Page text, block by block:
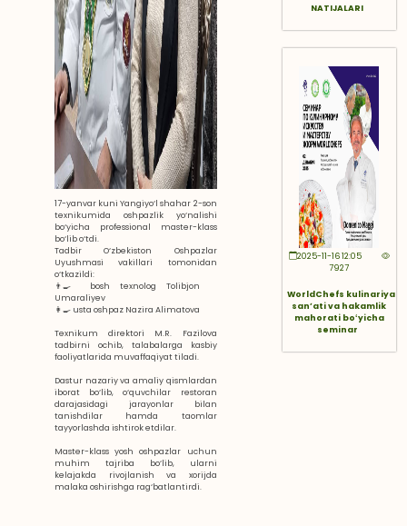
17-yanvar kuni Yangiyo‘l shahar 2-son
texnikumida oshpazlik yo‘nalishi
bo‘yicha professional master-klass
bo‘lib o‘tdi.
Tadbir O‘zbekiston Oshpazlar
Uyushmasi vakillari tomonidan
o‘tkazildi:
👨‍🍳 bosh texnolog Tolibjon
Umaraliyev
👩‍🍳 usta oshpaz Nazira Alimatova
Texnikum direktori M.R. Fazilova
tadbirni ochib, talabalarga kasbiy
faoliyatlarida muvaffaqiyat tiladi.
Dastur nazariy va amaliy qismlardan
iborat bo‘lib, o‘quvchilar restoran
darajasidagi jarayonlar bilan
tanishdilar hamda taomlar
tayyorlashda ishtirok etdilar.
Master-klass yosh oshpazlar uchun
muhim tajriba bo‘lib, ularni
kelajakda rivojlanish va xorijda
malaka oshirishga rag‘batlantirdi.
NATIJALARI
2025-11-16 12:05
7927
WorldChefs kulinariya
sanʼati va hakamlik
mahorati boʻyicha
seminar